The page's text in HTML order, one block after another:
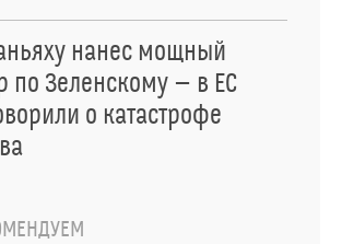
нанес мощный
по Зеленскому — в ЕС
о катастрофе